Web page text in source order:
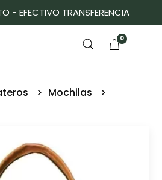
- EFECTIVO TRANSFERENCIA
0
Mochilas